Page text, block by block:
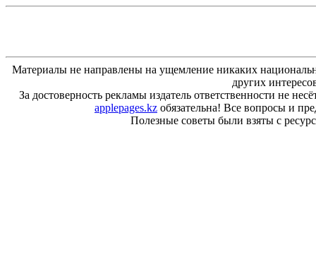
Материалы не направлены на ущемление никаких
других
За достоверность рекламы издатель ответственности не
applepages.kz обязательна! Все вопросы и
Полезные советы были взяты с